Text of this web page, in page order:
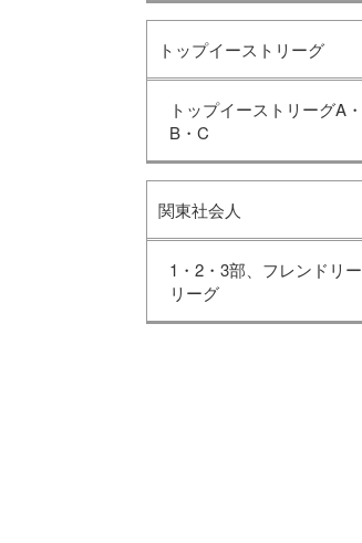
トップイーストリーグ
トップイーストリーグA・
B・C
関東社会人
1・2・3部、フレンドリー
リーグ